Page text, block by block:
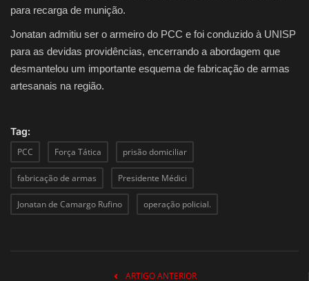
para recarga de munição.
Jonatan admitiu ser o armeiro do PCC e foi conduzido à UNISP
para as devidas providências, encerrando a abordagem que
desmantelou um importante esquema de fabricação de armas
artesanais na região.
Tag:
PCC
Força Tática prisão domiciliar
fabricação de armas Presidente Médici
Jonatan de Camargo Rufino operação policial.
ARTIGO ANTERIOR